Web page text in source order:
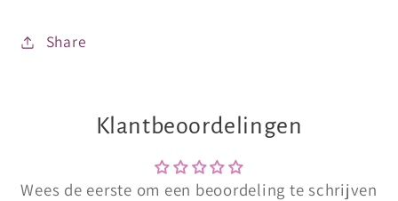
Share
Klantbeoordelingen
Wees de eerste om een beoordeling te schrijven